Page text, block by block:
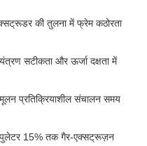
की तुलना में फ्रेम कठोरता
सटीकता और ऊर्जा दक्षता में
प्रतिक्रियाशील संचालन समय
15% तक गैर-एक्सट्रूज़न